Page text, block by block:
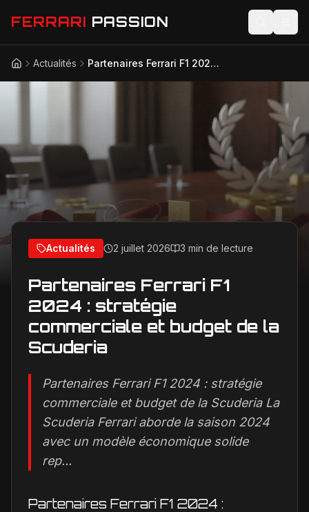
FERRARI PASSION
Actualités
Technologie
Lifestyle
AccueilActualités Partenaires Ferrari F1 2024 : stratégie commerciale et budget de la Scuderia
Actualités 2 juillet 2026 3 min de lecture
Partenaires Ferrari F1
2024 : stratégie
commerciale et budget de la
Scuderia
Partenaires Ferrari F1 2024 : stratégie
commerciale et budget de la Scuderia La
Scuderia Ferrari aborde la saison 2024
avec un modèle économique solide
rep...
Partenaires Ferrari F1 2024 :